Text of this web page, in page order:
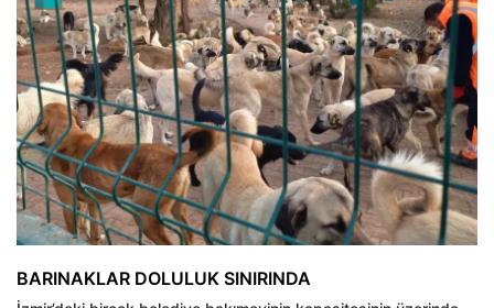
BARINAKLAR DOLULUK SINIRINDA